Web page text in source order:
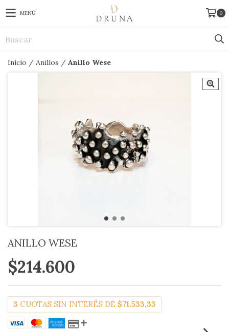
MENÚ 0
Inicio / Anillos / Anillo Wese
ANILLO WESE
$214.600
3 CUOTAS SIN INTERÉS DE $71.533,33